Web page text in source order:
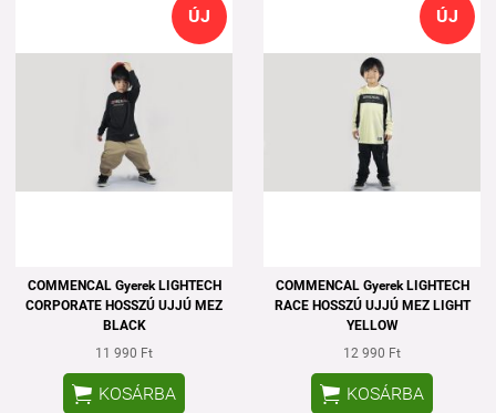
ÚJ
COMMENCAL Gyerek LIGHTECH
CORPORATE HOSSZÚ UJJÚ MEZ
BLACK
11 990 Ft
 KOSÁRBA
ÚJ
COMMENCAL Gyerek LIGHTECH
RACE HOSSZÚ UJJÚ MEZ LIGHT
YELLOW
12 990 Ft
 KOSÁRBA